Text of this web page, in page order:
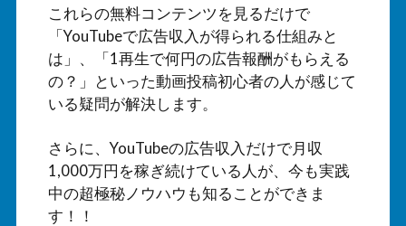
これらの無料コンテンツを見るだけで
「YouTubeで広告収入が得られる仕組みと
は」、「1再生で何円の広告報酬がもらえる
の？」といった動画投稿初心者の人が感じて
いる疑問が解決します。
さらに、YouTubeの広告収入だけで月収
1,000万円を稼ぎ続けている人が、今も実践
中の超極秘ノウハウも知ることができま
す！！